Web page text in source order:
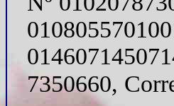
7350660,